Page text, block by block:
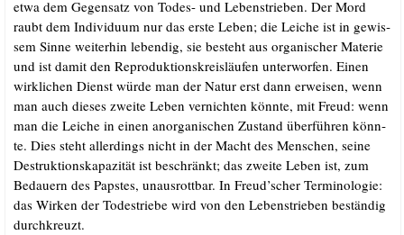
etwa dem Gegen­satz von Todes- und Lebens­trie­ben. Der Mord
raubt dem Indi­vi­du­um nur das ers­te Leben; die Lei­che ist in gewis­
sem Sin­ne wei­ter­hin leben­dig, sie besteht aus orga­ni­scher Mate­rie
und ist damit den Repro­duk­ti­ons­kreis­läu­fen unter­wor­fen. Einen
wirk­li­chen Dienst wür­de man der Natur erst dann erwei­sen, wenn
man auch die­ses zwei­te Leben ver­nich­ten könn­te, mit Freud: wenn
man die Lei­che in einen anor­ga­ni­schen Zustand über­füh­ren könn­
te. Dies steht aller­dings nicht in der Macht des Men­schen, sei­ne
Destruk­ti­ons­ka­pa­zi­tät ist beschränkt; das zwei­te Leben ist, zum
Bedau­ern des Paps­tes, unaus­rott­bar. In Freud’scher Ter­mi­no­lo­gie:
das Wir­ken der Todes­trie­be wird von den Lebens­trie­ben bestän­dig
durchkreuzt.